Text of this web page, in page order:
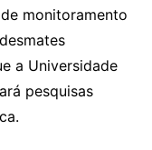
monitoramento
a Universidade
pesquisas